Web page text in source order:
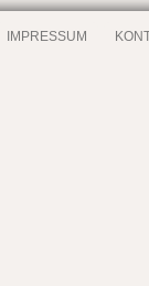
IMPRESSUM